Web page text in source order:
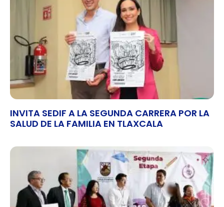
INVITA SEDIF A LA SEGUNDA CARRERA POR LA
SALUD DE LA FAMILIA EN TLAXCALA